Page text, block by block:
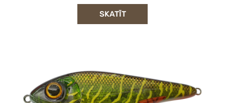
SKATĪT